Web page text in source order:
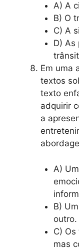
A) A
B) O
C) A
D) As
Em uma
textos
texto
adquirir
a
A)
B)
outro.
C)
mas